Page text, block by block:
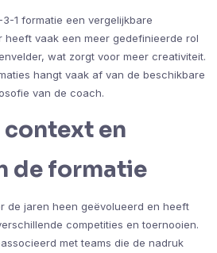
1 formatie een vergelijkbare
heeft vaak een meer gedefinieerde rol
wat zorgt voor meer creativiteit.
hangt vaak af van de beschikbare
van de coach.
en
de formatie
de jaren heen geëvolueerd en heeft
competities en toernooien.
met teams die de nadruk